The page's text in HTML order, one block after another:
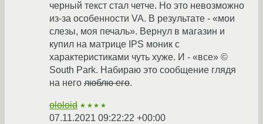
черный текст стал четче. Но это невозможно
из-за особенности VA. В результате - «мои
слезы, моя печаль». Вернул в магазин и
купил на матрице IPS моник с
характеристиками чуть хуже. И - «все» ©
South Park. Набираю это сообщение глядя
на него люблю его.
ololoid ★★★★
07.11.2021 09:22:22 +00:00